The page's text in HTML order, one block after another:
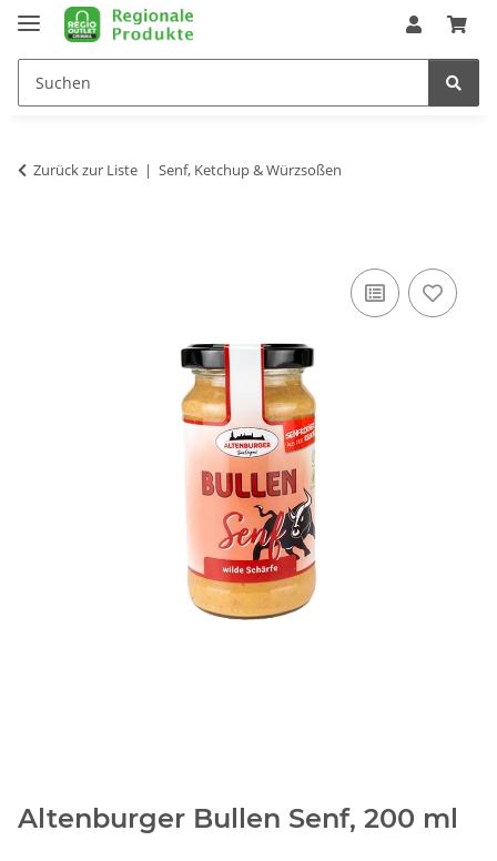
Zurück zur Liste Senf, Ketchup & Würzsoßen
Altenburger Bullen Senf, 200 ml